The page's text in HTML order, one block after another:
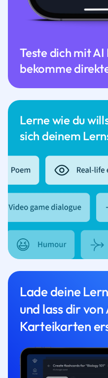
Lerne wie du
sich deinem
Teste dich mit AI
bekomme
Lade deine
und lass dir
Karteikarten